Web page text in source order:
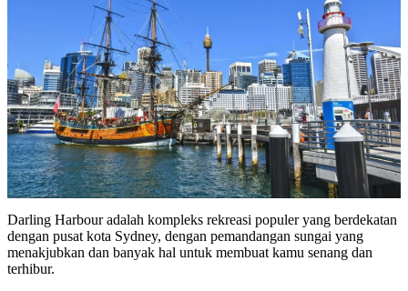
Darling Harbour adalah kompleks rekreasi populer yang berdekatan
dengan pusat kota Sydney, dengan pemandangan sungai yang
menakjubkan dan banyak hal untuk membuat kamu senang dan
terhibur.